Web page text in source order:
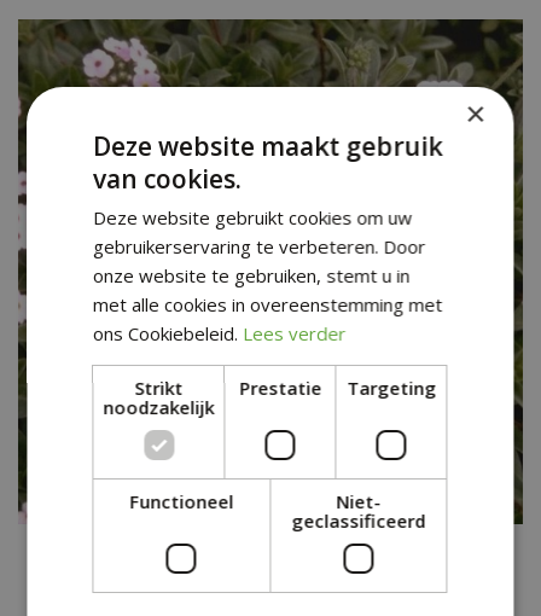
Androsace lanuginosa 'Leichtlinii'
×
Deze website maakt gebruik
van cookies.
Deze website gebruikt cookies om uw
gebruikerservaring te verbeteren. Door
onze website te gebruiken, stemt u in
met alle cookies in overeenstemming met
ons Cookiebeleid. Lees verder
Strikt
noodzakelijk
Prestatie Targeting
Functioneel
Niet-
geclassificeerd